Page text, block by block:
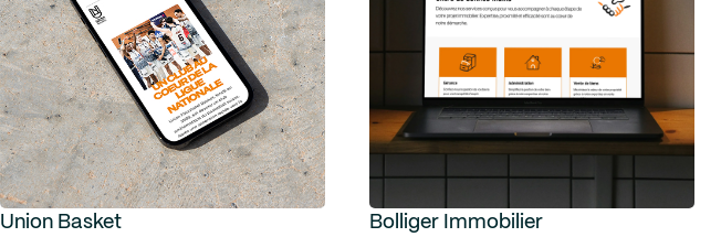
Union Basket Bolliger Immobilier